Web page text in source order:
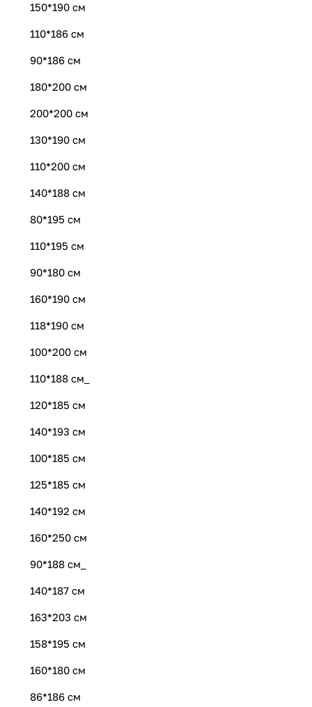
150*190 см
110*186 см
90*186 см
180*200 см
200*200 см
130*190 см
110*200 см
140*188 см
80*195 см
110*195 см
90*180 см
160*190 см
118*190 см
100*200 см
110*188 см_
120*185 см
140*193 см
100*185 см
125*185 см
140*192 см
160*250 см
90*188 см_
140*187 см
163*203 см
158*195 см
160*180 см
86*186 см